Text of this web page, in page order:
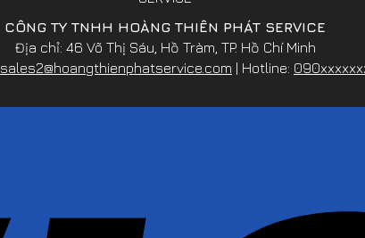
CÔNG TY TNHH HOÀNG THIÊN PHÁT SERVICE
Địa chỉ: 46 Võ Thị Sáu, Hồ Tràm, TP. Hồ Chí Minh
sales2@hoangthienphatservice.com | Hotline: